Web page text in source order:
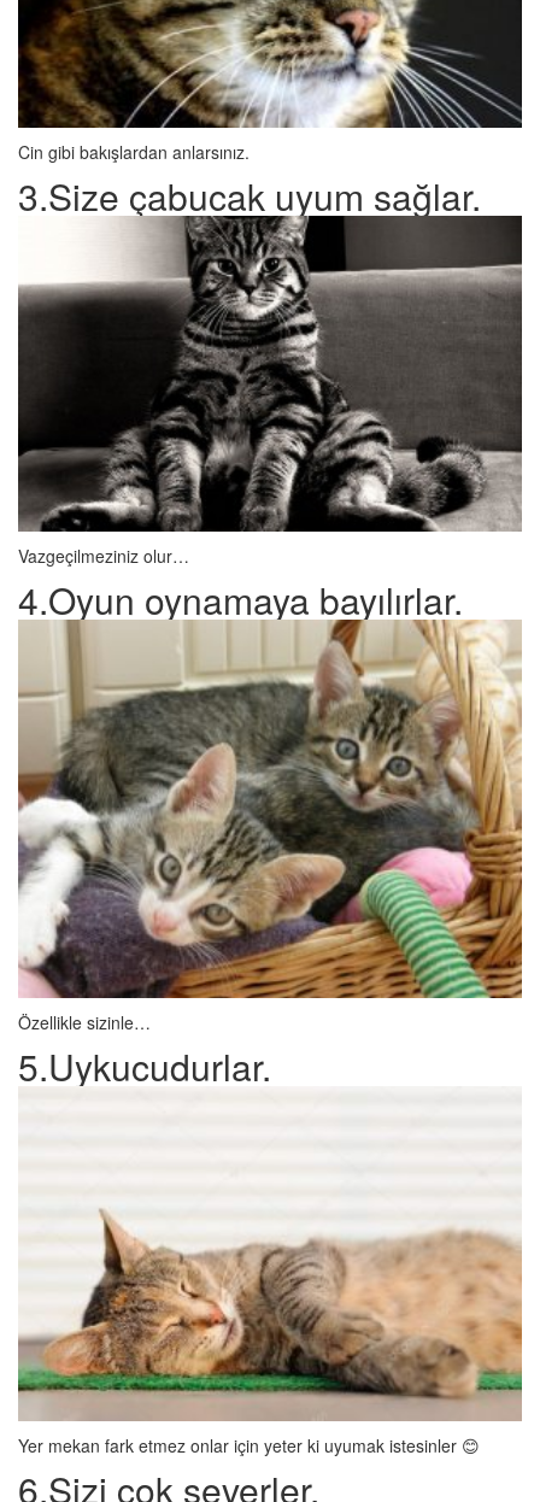
Cin gibi bakışlardan anlarsınız.
3.Size çabucak uyum sağlar.
Vazgeçilmeziniz olur…
4.Oyun oynamaya bayılırlar.
Özellikle sizinle…
5.Uykucudurlar.
Yer mekan fark etmez onlar için yeter ki uyumak istesinler 😊
6.Sizi çok severler.